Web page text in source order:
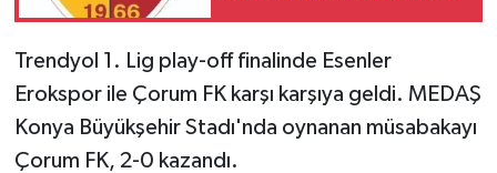
Trendyol 1. Lig play-off finalinde Esenler
Erokspor ile Çorum FK karşı karşıya geldi. MEDAŞ
Konya Büyükşehir Stadı'nda oynanan müsabakayı
Çorum FK, 2-0 kazandı.